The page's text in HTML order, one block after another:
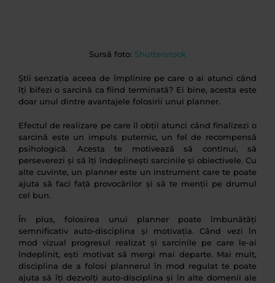
Sursă foto: Shutterstock
Știi senzația aceea de împlinire pe care o ai atunci când
îți bifezi o sarcină ca fiind terminată? Ei bine, acesta este
doar unul dintre avantajele folosirii unui planner.
Efectul de realizare pe care îl obții atunci când finalizezi o
sarcină este un impuls puternic, un fel de recompensă
psihologică. Acesta te motivează să continui, să
perseverezi și să îți îndeplinești sarcinile și obiectivele. Cu
alte cuvinte, un planner este un instrument care te poate
ajuta să faci față provocărilor și să te menții pe drumul
cel bun.
În plus, folosirea unui planner poate îmbunătăți
semnificativ auto-disciplina și motivația. Când vezi în
mod vizual progresul realizat și sarcinile pe care le-ai
îndeplinit, ești motivat să mergi mai departe. Mai mult,
disciplina de a folosi plannerul în mod regulat te poate
ajuta să îți dezvolți auto-disciplina și în alte domenii ale